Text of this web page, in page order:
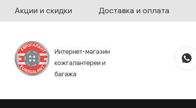
Акции и скидки Доставка и оплата
Интернет-магазин
кожгалантереи и
багажа